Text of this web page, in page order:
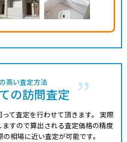
高い査定方法
の訪問査定
て査定を行わせて頂きます。 実際
すので算出される査定価格の精度
の相場に近い査定が可能です。